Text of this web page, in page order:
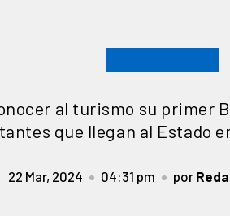
al turismo su primer
que llegan al Estado
22 Mar, 2024 04:31 pm por